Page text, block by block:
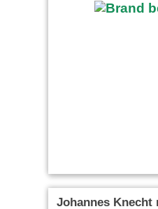
Johannes Knecht